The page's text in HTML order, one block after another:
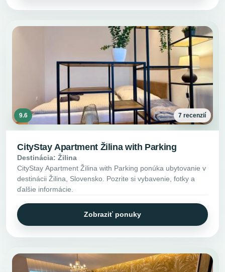
9.6 7 recenzií
CityStay Apartment Žilina with Parking
Destinácia: Žilina
CityStay Apartment Žilina with Parking ponúka ubytovanie v
destinácii Žilina, Slovensko. Pozrite si vybavenie, fotky a
ďalšie informácie.
Zobraziť ponuky